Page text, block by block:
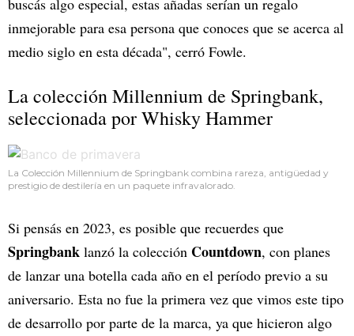
buscás algo especial, estas añadas serían un regalo
inmejorable para esa persona que conoces que se acerca al
medio siglo en esta década", cerró Fowle.
La colección Millennium de Springbank,
seleccionada por Whisky Hammer
La Colección Millennium de Springbank combina rareza, antigüedad y
prestigio de destilería en un paquete infravalorado.
Si pensás en 2023, es posible que recuerdes que
Springbank lanzó la colección Countdown, con planes
de lanzar una botella cada año en el período previo a su
aniversario. Esta no fue la primera vez que vimos este tipo
de desarrollo por parte de la marca, ya que hicieron algo